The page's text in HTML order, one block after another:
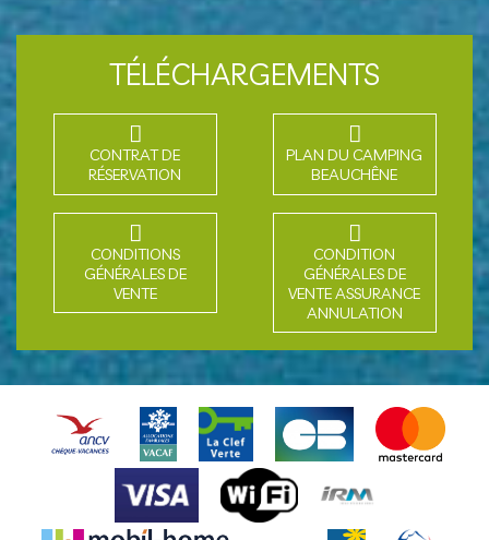
TÉLÉCHARGEMENTS
CONTRAT DE
RÉSERVATION
PLAN DU CAMPING
BEAUCHÊNE
CONDITIONS
GÉNÉRALES DE
VENTE
CONDITION
GÉNÉRALES DE
VENTE ASSURANCE
ANNULATION